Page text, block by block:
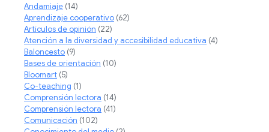
Andamiaje (14)
Aprendizaje cooperativo (62)
Artículos de opinión (22)
Atención a la diversidad y accesibilidad educativa (4)
Baloncesto (9)
Bases de orientación (10)
Bloomart (5)
Co-teaching (1)
Comprensión lectora (14)
Comprensión lectora (41)
Comunicación (102)